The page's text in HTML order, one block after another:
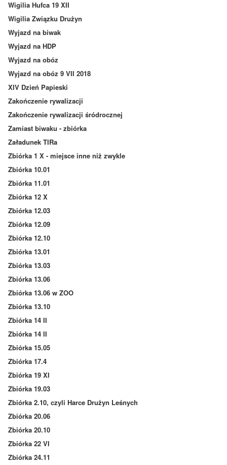
Wigilia Hufca 19 XII
Wigilia Związku Drużyn
Wyjazd na biwak
Wyjazd na HDP
Wyjazd na obóz
Wyjazd na obóz 9 VII 2018
XIV Dzień Papieski
Zakończenie rywalizacji
Zakończenie rywalizacji śródrocznej
Zamiast biwaku - zbiórka
Załadunek TIRa
Zbiórka 1 X - miejsce inne niż zwykle
Zbiórka 10.01
Zbiórka 11.01
Zbiórka 12 X
Zbiórka 12.03
Zbiórka 12.09
Zbiórka 12.10
Zbiórka 13.01
Zbiórka 13.03
Zbiórka 13.06
Zbiórka 13.06 w ZOO
Zbiórka 13.10
Zbiórka 14 II
Zbiórka 14 II
Zbiórka 15.05
Zbiórka 17.4
Zbiórka 19 XI
Zbiórka 19.03
Zbiórka 2.10, czyli Harce Drużyn Leśnych
Zbiórka 20.06
Zbiórka 20.10
Zbiórka 22 VI
Zbiórka 24.11